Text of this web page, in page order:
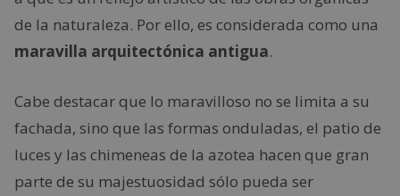
de la naturaleza. Por ello, es considerada como una
maravilla arquitectónica antigua.
Cabe destacar que lo maravilloso no se limita a su
fachada, sino que las formas onduladas, el patio de
luces y las chimeneas de la azotea hacen que gran
parte de su majestuosidad sólo pueda ser